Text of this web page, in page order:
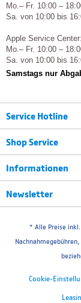
Mo.– Fr. 10:00 –
Sa. von 10:00 bis
Apple Service Center:
Mo.– Fr. 10:00 –
Sa. von 10:00 bis
Samstags nur
Service Hotline
Shop Service
Informationen
Newsletter
* Alle Preise inkl.
Cookie-